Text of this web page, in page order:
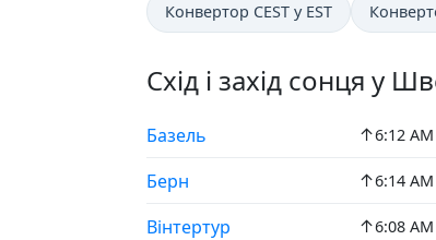
Конвертор CEST у EST
Схід і захід сонця у
Базель ↑6:12 AM
Берн ↑6:14 AM
Вінтертур ↑6:08 AM